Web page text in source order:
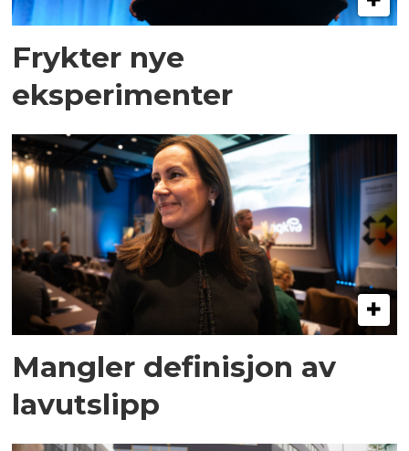
Frykter nye
eksperimenter
Mangler definisjon av
lavutslipp